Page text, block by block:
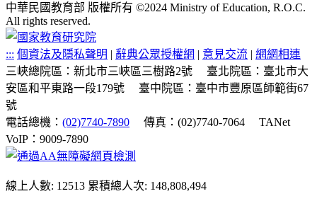
中華民國教育部 版權所有 ©2024 Ministry of Education, R.O.C.
All rights reserved.
::: 個資法及隱私聲明 | 辭典公眾授權網 | 意見交流 | 網網相連
三峽總院區：新北市三峽區三樹路2號
臺北院區：臺北市大
安區和平東路一段179號
臺中院區：臺中市豐原區師範街67
號
電話總機： (02)7740-7890 傳真：(02)7740-7064
TANet
VoIP：9009-7890
線上人數: 12513 累積總人次: 148,808,494